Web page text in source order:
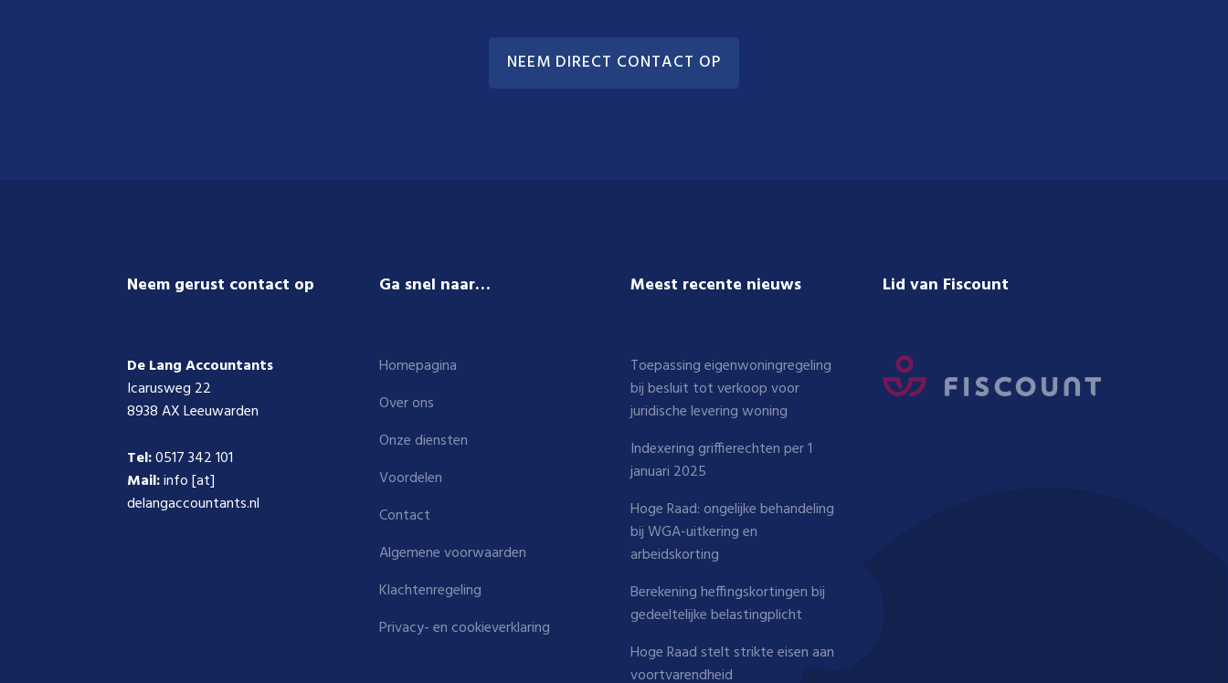
NEEM DIRECT CONTACT OP
Neem gerust contact op
De Lang Accountants
Icarusweg 22
8938 AX Leeuwarden
Tel:0517 342 101
Mail:info [at]
delangaccountants.nl
Ga snel naar…
Homepagina
Over ons
Onze diensten
Voordelen
Contact
Algemene voorwaarden
Klachtenregeling
Privacy- en cookieverklaring
Meest recente nieuws
Toepassing eigenwoningregeling
bij besluit tot verkoop voor
juridische levering woning
Indexering griffierechten per 1
januari 2025
Hoge Raad: ongelijke behandeling
bij WGA-uitkering en
arbeidskorting
Berekening heffingskortingen bij
gedeeltelijke belastingplicht
Hoge Raad stelt strikte eisen aan
voortvarendheid
Lid van Fiscount